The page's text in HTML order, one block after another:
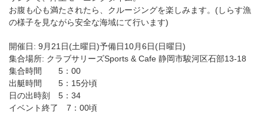
お腹も心も満たされたら、クルージングを楽しみます。(しらす漁
の様子を見ながら安全な海域にて行います)
開催日: 9月21日(土曜日)予備日10月6日(日曜日)
集合場所: クラブサリーズSports & Cafe 静岡市駿河区石部13-18
集合時間 5：00
出艇時間 5：15分頃
日の出時刻 5：34
イベント終了 7：00頃